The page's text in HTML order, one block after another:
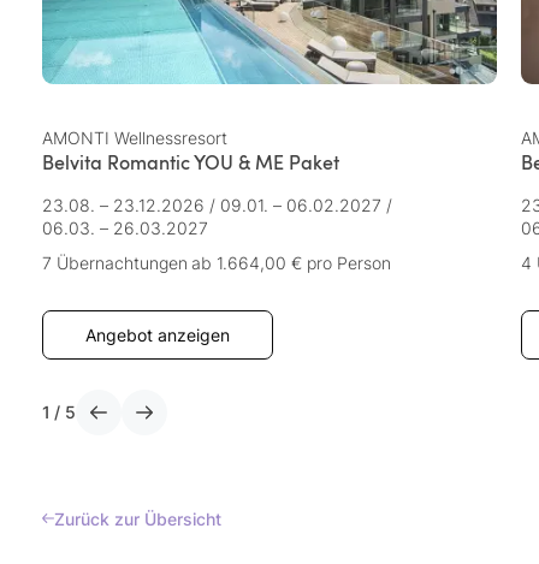
AMONTI Wellnessresort
Belvita Romantic YOU & ME Paket
23.08. – 23.12.2026 / 09.01. – 06.02.2027 /
06.03. – 26.03.2027
7 Übernachtungen ab 1.664,00 € pro Person
Angebot anzeigen
4
1 / 5
Zurück zur Übersicht